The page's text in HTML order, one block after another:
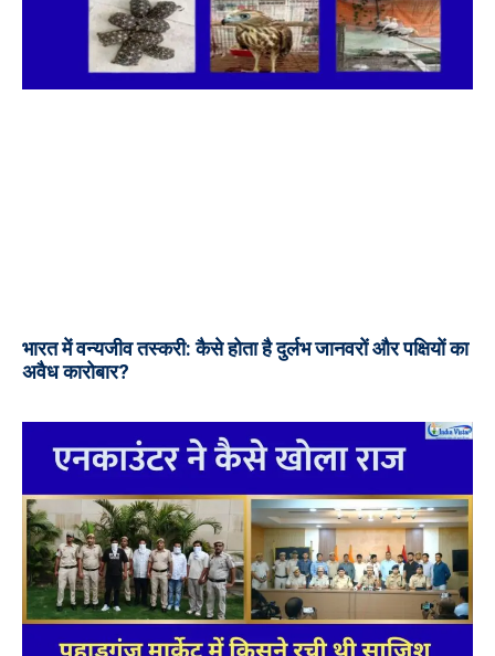
भारत में वन्यजीव तस्करी: कैसे होता है दुर्लभ जानवरों और पक्षियों का
अवैध कारोबार?